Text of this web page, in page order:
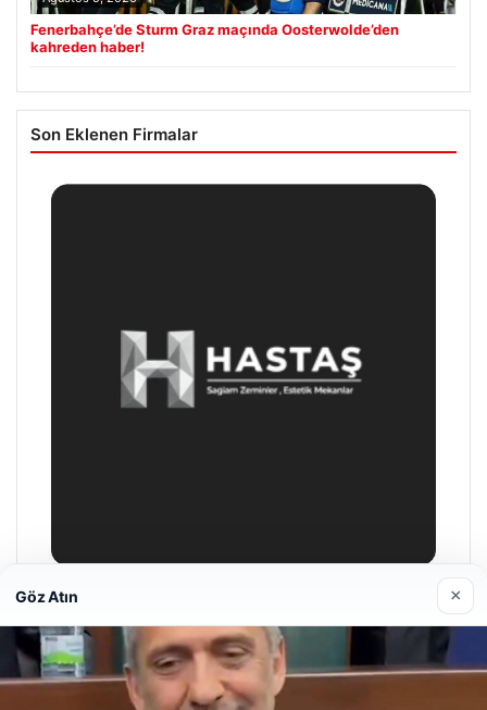
Fenerbahçe’de Sturm Graz maçında Oosterwolde’den
kahreden haber!
Son Eklenen Firmalar
Nisan 29, 2026
Göz Atın ×